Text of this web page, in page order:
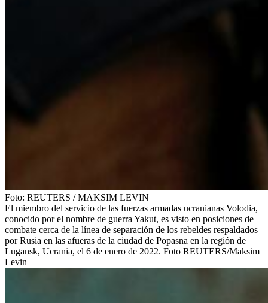
Foto: REUTERS /MAKSIM LEVIN
El miembro del servicio de las fuerzas armadas ucranianas Volodia,
conocido por el nombre de guerra Yakut, es visto en posiciones de
combate cerca de la línea de separación de los rebeldes respaldados
por Rusia en las afueras de la ciudad de Popasna en la región de
Lugansk, Ucrania, el 6 de enero de 2022. Foto REUTERS/Maksim
Levin